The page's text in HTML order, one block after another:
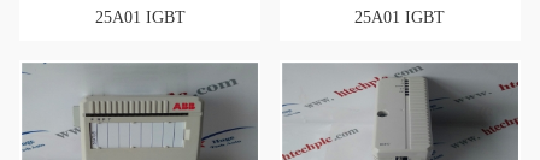
25A01 IGBT
25A01 IGBT